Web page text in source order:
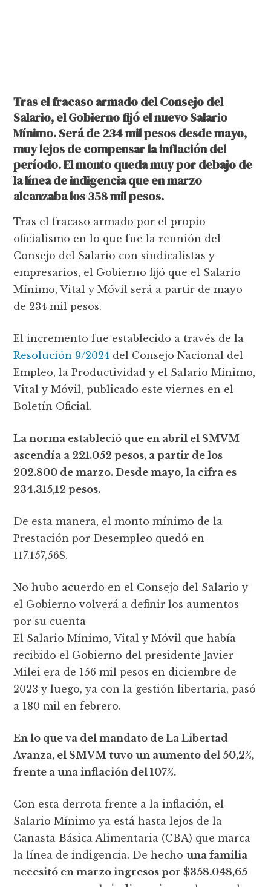
Tras el fracaso armado del Consejo del
Salario, el Gobierno fijó el nuevo Salario
Mínimo. Será de 234 mil pesos desde mayo,
muy lejos de compensar la inflación del
período. El monto queda muy por debajo de
la línea de indigencia que en marzo
alcanzaba los 358 mil pesos.
Tras el fracaso armado por el propio
oficialismo en lo que fue la reunión del
Consejo del Salario con sindicalistas y
empresarios, el Gobierno fijó que el Salario
Mínimo, Vital y Móvil será a partir de mayo
de 234 mil pesos.
El incremento fue establecido a través de la
Resolución 9/2024 del Consejo Nacional del
Empleo, la Productividad y el Salario Mínimo,
Vital y Móvil, publicado este viernes en el
Boletín Oficial.
La norma estableció que en abril el SMVM
ascendía a 221.052 pesos, a partir de los
202.800 de marzo. Desde mayo, la cifra es
234.315,12 pesos.
De esta manera, el monto mínimo de la
Prestación por Desempleo quedó en
117.157,56$.
No hubo acuerdo en el Consejo del Salario y
el Gobierno volverá a definir los aumentos
por su cuenta
El Salario Mínimo, Vital y Móvil que había
recibido el Gobierno del presidente Javier
Milei era de 156 mil pesos en diciembre de
2023 y luego, ya con la gestión libertaria, pasó
a 180 mil en febrero.
En lo que va del mandato de La Libertad
Avanza, el SMVM tuvo un aumento del 50,2%,
frente a una inflación del 107%.
Con esta derrota frente a la inflación, el
Salario Mínimo ya está hasta lejos de la
Canasta Básica Alimentaria (CBA) que marca
la línea de indigencia. De hechouna familia
necesitó en marzo ingresos por $358.048,65